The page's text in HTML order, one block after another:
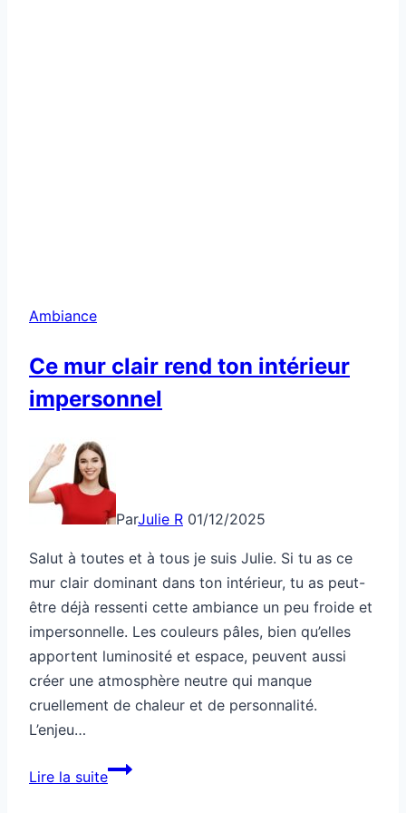
Ambiance
Ce mur clair rend ton intérieur
impersonnel
ParJulie R 01/12/2025
Salut à toutes et à tous je suis Julie. Si tu as ce
mur clair dominant dans ton intérieur, tu as peut-
être déjà ressenti cette ambiance un peu froide et
impersonnelle. Les couleurs pâles, bien qu’elles
apportent luminosité et espace, peuvent aussi
créer une atmosphère neutre qui manque
cruellement de chaleur et de personnalité.
L’enjeu…
Lire la suiteCe